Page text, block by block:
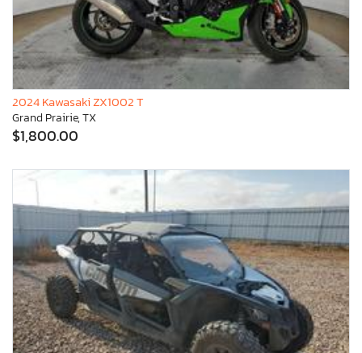
2024 Kawasaki ZX1002 T
Grand Prairie, TX
$1,800.00